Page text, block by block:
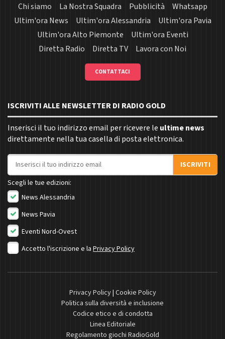
Chi siamo La Nostra Squadra Pubblicità
Whatsapp
Ultim'ora News
Ultim'ora Alessandria
Ultim'ora Pavia
Ultim'ora Alto Piemonte
Ultim'ora Eventi
Diretta Radio
Diretta TV Lavora con Noi
CONTATTACI
ISCRIVITI ALLE NEWSLETTER DI RADIO GOLD
Inserisci il tuo indirizzo email per ricevere le ultime news
direttamente nella tua casella di posta elettronica.
Indirizzo email
ISCRIVITI
Scegli le tue edizioni:
News Alessandria
News Pavia
Eventi Nord-Ovest
Accetto l'iscrizione e la Privacy Policy
Privacy Policy| Cookie Policy
Politica sulla diversità e inclusione
Codice etico e di condotta
Linea Editoriale
Regolamento giochi RadioGold